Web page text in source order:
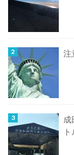
注
成